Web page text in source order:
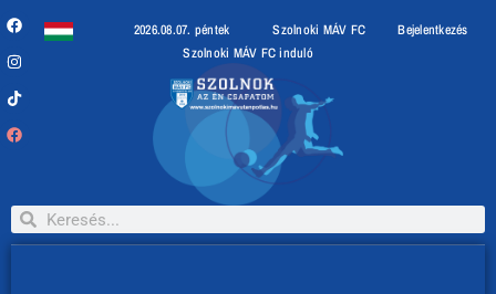
2026.08.07. péntek Szolnoki MÁV FC
Bejelentkezés
Szolnoki MÁV FC induló